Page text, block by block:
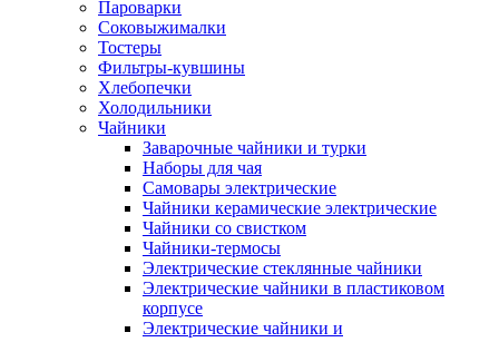
Пароварки
Соковыжималки
Тостеры
Фильтры-кувшины
Хлебопечки
Холодильники
Чайники
Заварочные чайники и турки
Наборы для чая
Самовары электрические
Чайники керамические электрические
Чайники со свистком
Чайники-термосы
Электрические стеклянные чайники
Электрические чайники в пластиковом
корпусе
Электрические чайники и